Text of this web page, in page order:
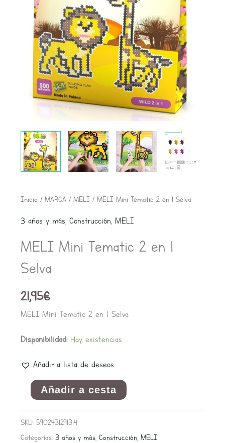
Inicio / MARCA/ MELI / MELI Mini Tematic 2 en 1 Selva
3 años y más, Construcción, MELI
MELI Mini Tematic 2 en 1
Selva
21,95€
MELI Mini Tematic 2 en 1 Selva
Disponibilidad: Hay existencias
Añadir a lista de deseos
MELI
2
1
Selva
cantidad
Añadir a cesta
SKU: 5902431291314
Categorías: 3 años y más, Construcción, MELI